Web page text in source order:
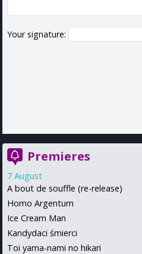
Your signature:
Premieres
7 August
A bout de souffle (re-release)
Homo Argentum
Ice Cream Man
Kandydaci śmierci
Toi yama-nami no hikari